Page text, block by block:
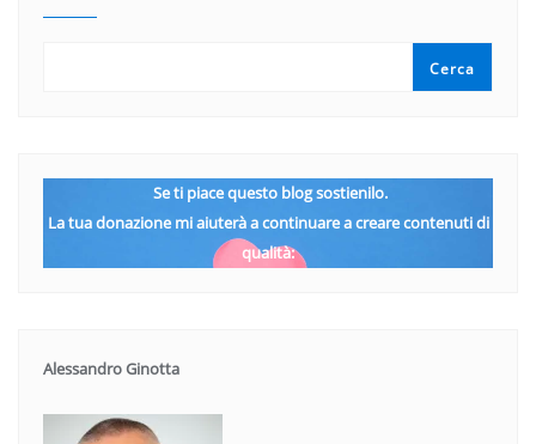
Cerca
Se ti piace questo blog sostienilo.
La tua donazione mi aiuterà a continuare a creare contenuti di
qualità:
Alessandro Ginotta